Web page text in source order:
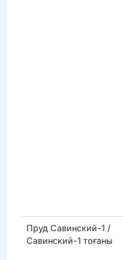
Пруд Савинский-1 /
Савинский-1 тоғаны